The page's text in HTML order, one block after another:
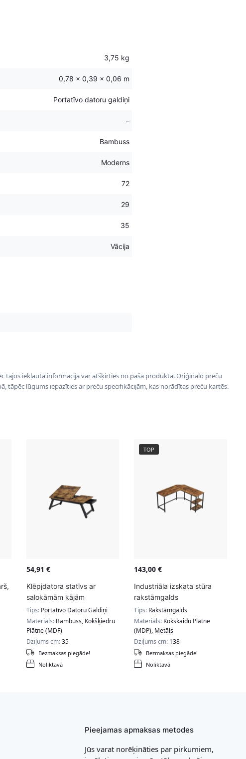
3,75 kg
0,78 × 0,39 × 0,06 m
Portatīvo datoru galdiņi
–
Bambuss
Moderns
72
29
35
Vācija
iekļautā informācija var atšķirties no paša produkta. Oriģinālo preču
tāpēc lūgums iepazīties ar preču specifikācijām, kas norādītas preču kartēs.
54,91 €
Klēpjdatora statīvs ar
salokāmām kājām
Tips: Portatīvo Datoru Galdiņi
Materiāls: Bambuss, Kokšķiedru
Plātne (MDF)
Dziļums cm:35
Noliktavā
Bezmaksas piegāde!
TOP
143,00€
Industriāla izskata stūra
rakstāmgalds
Tips: Rakstāmgalds
Materiāls: Kokskaidu Plātne
(MDP), Metāls
Dziļums cm: 138
Noliktavā
Bezmaksas piegāde!
Pieejamas apmaksas metodes
Jūs varat norēķināties par pirkumiem,